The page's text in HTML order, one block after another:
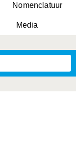
Nomenclatuur
Media